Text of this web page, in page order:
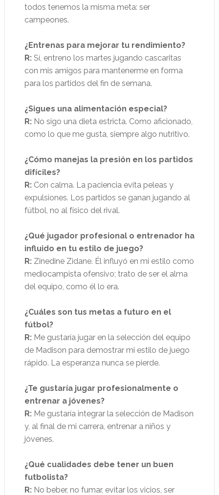
todos tenemos la misma meta: ser
campeones.
¿Entrenas para mejorar tu rendimiento?
R:Sí, entreno los martes jugando cascaritas
con mis amigos para mantenerme en forma
para los partidos del fin de semana.
¿Sigues una alimentación especial?
R:No sigo una dieta estricta. Como aficionado,
como lo que me gusta, siempre algo nutritivo.
¿Cómo manejas la presión en los partidos
difíciles?
R:Con calma. La paciencia evita peleas y
expulsiones. Los partidos se ganan jugando al
fútbol, no al físico del rival.
¿Qué jugador profesional o entrenador ha
influido en tu estilo de juego?
R:Zinedine Zidane. Él influyó en mi estilo como
mediocampista ofensivo; trato de ser el alma
del equipo, como él lo era.
¿Cuáles son tus metas a futuro en el
fútbol?
R:Me gustaría jugar en la selección del equipo
de Madison para demostrar mi estilo de juego
rápido. La esperanza nunca se pierde.
¿Te gustaría jugar profesionalmente o
entrenar a jóvenes?
R:Me gustaría integrar la selección de Madison
y, al final de mi carrera, entrenar a niños y
jóvenes.
¿Qué cualidades debe tener un buen
futbolista?
R:No beber, no fumar, evitar los vicios, ser